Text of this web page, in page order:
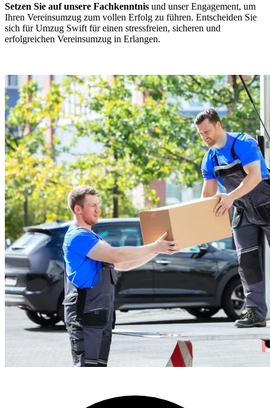
Setzen Sie auf unsere Fachkenntnis und unser Engagement, um
Ihren Vereinsumzug zum vollen Erfolg zu führen. Entscheiden Sie
sich für Umzug Swift für einen stressfreien, sicheren und
erfolgreichen Vereinsumzug in Erlangen.